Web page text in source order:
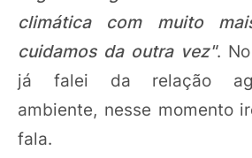
climática com muito
cuidamos da outra vez".
já falei da relação
ambiente, nesse momento
fala.